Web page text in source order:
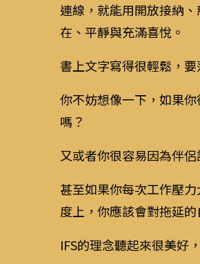
連線，就能用開放接納
在、平靜與充滿喜悅。
書上文字寫得很輕鬆，
你不妨想像一下，如果
嗎？
又或者你很容易因為伴
甚至如果你每次工作壓
度上，你應該會對拖延
IFS的理念聽起來很美好